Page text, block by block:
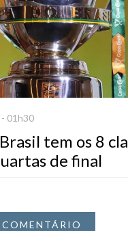
01h30
tem os 8
de final